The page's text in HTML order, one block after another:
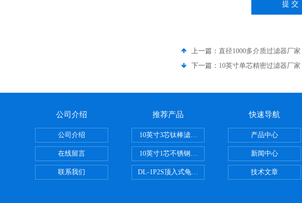
上一篇： 直径1000多介质过滤器厂家
下一篇： 10英寸单芯精密过滤器厂家
公司介绍
公司介绍
在线留言
联系我们
推荐产品
10英寸3芯钛棒滤芯过滤器
10英寸1芯不锈钢钛棒过滤器
DL-1P2S顶入式龟背过滤器
快速导航
产品中心
新闻中心
技术文章